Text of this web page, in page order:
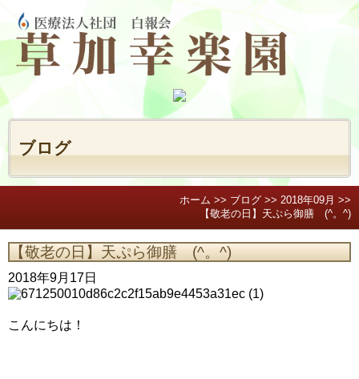
ブログ
ホーム ブログ
2018年09月
【敬老の日】天ぷら御膳 (^。^)
【敬老の日】天ぷら御膳 (^。^)
2018年9月17日
こんにちは！